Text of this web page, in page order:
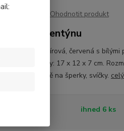
Ohodnotit produkt
k Valentýnu
taška papírová, červená s
Rozměry: 17 x 12 x 7 cm.
ale hlavně na šperky, svíčky.
ihned 6 ks